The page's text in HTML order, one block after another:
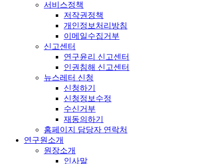
서비스정책
저작권정책
개인정보처리방침
이메일수집거부
신고센터
연구윤리 신고센터
인권침해 신고센터
뉴스레터 신청
신청하기
신청정보수정
수신거부
재동의하기
홈페이지 담당자 연락처
연구원소개
원장소개
인사말